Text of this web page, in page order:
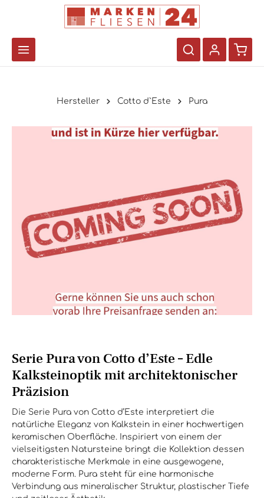
Hersteller Cotto d`Este Pura
Serie Pura von Cotto d’Este – Edle
Kalksteinoptik mit architektonischer
Präzision
Die Serie Pura von Cotto d’Este interpretiert die
natürliche Eleganz von Kalkstein in einer hochwertigen
keramischen Oberfläche. Inspiriert von einem der
vielseitigsten Natursteine bringt die Kollektion dessen
charakteristische Merkmale in eine ausgewogene,
moderne Form. Pura steht für eine harmonische
Verbindung aus mineralischer Struktur, plastischer Tiefe